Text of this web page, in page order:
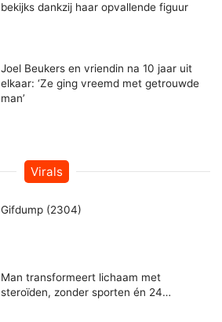
bekijks dankzij haar opvallende figuur
Joel Beukers en vriendin na 10 jaar uit
elkaar: ‘Ze ging vreemd met getrouwde
man’
Virals
Gifdump (2304)
Man transformeert lichaam met
steroïden, zonder sporten én 24…